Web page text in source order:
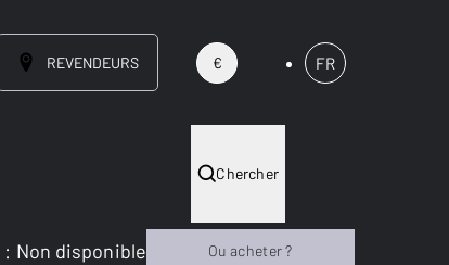
REVENDEURS € FR
Chercher
: Non disponible Ou acheter ?